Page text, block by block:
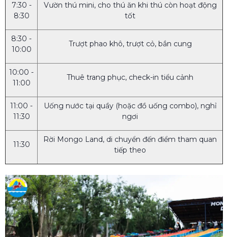
7:30 -
8:30
Vườn thú mini, cho thú ăn khi thú còn hoạt động
tốt
8:30 -
10:00
Trượt phao khô, trượt cỏ, bắn cung
10:00 -
11:00
Thuê trang phục, check-in tiểu cảnh
11:00 -
11:30
Uống nước tại quầy (hoặc đồ uống combo), nghỉ
ngơi
11:30
Rời Mongo Land, di chuyển đến điểm tham quan
tiếp theo